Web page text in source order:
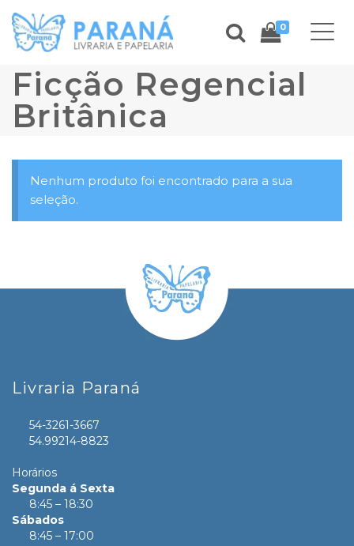
0
Ficção Regencial
Britânica
Nenhum produto foi encontrado para a sua
seleção.
Livraria Paraná
54-3261-3667
54.99214-8823
Horários
Segunda á Sexta
8:45 – 18:30
Sábados
8:45 – 17:00